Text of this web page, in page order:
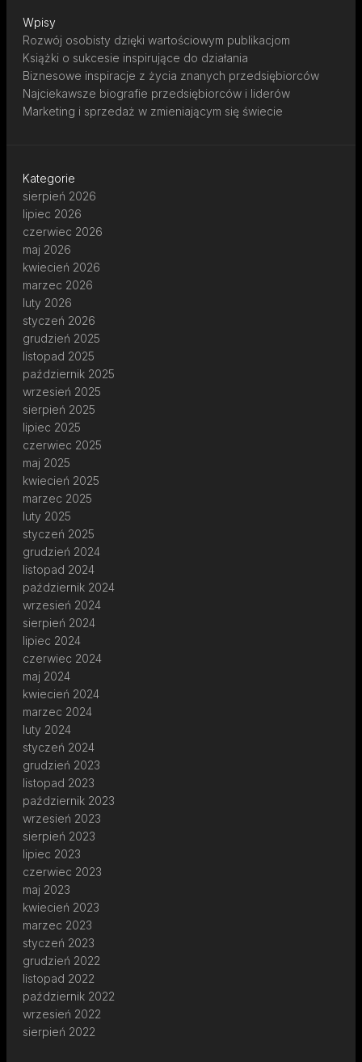
Wpisy
Rozwój osobisty dzięki wartościowym publikacjom
Książki o sukcesie inspirujące do działania
Biznesowe inspiracje z życia znanych przedsiębiorców
Najciekawsze biografie przedsiębiorców i liderów
Marketing i sprzedaż w zmieniającym się świecie
Kategorie
sierpień 2026
lipiec 2026
czerwiec 2026
maj 2026
kwiecień 2026
marzec 2026
luty 2026
styczeń 2026
grudzień 2025
listopad 2025
październik 2025
wrzesień 2025
sierpień 2025
lipiec 2025
czerwiec 2025
maj 2025
kwiecień 2025
marzec 2025
luty 2025
styczeń 2025
grudzień 2024
listopad 2024
październik 2024
wrzesień 2024
sierpień 2024
lipiec 2024
czerwiec 2024
maj 2024
kwiecień 2024
marzec 2024
luty 2024
styczeń 2024
grudzień 2023
listopad 2023
październik 2023
wrzesień 2023
sierpień 2023
lipiec 2023
czerwiec 2023
maj 2023
kwiecień 2023
marzec 2023
styczeń 2023
grudzień 2022
listopad 2022
październik 2022
wrzesień 2022
sierpień 2022